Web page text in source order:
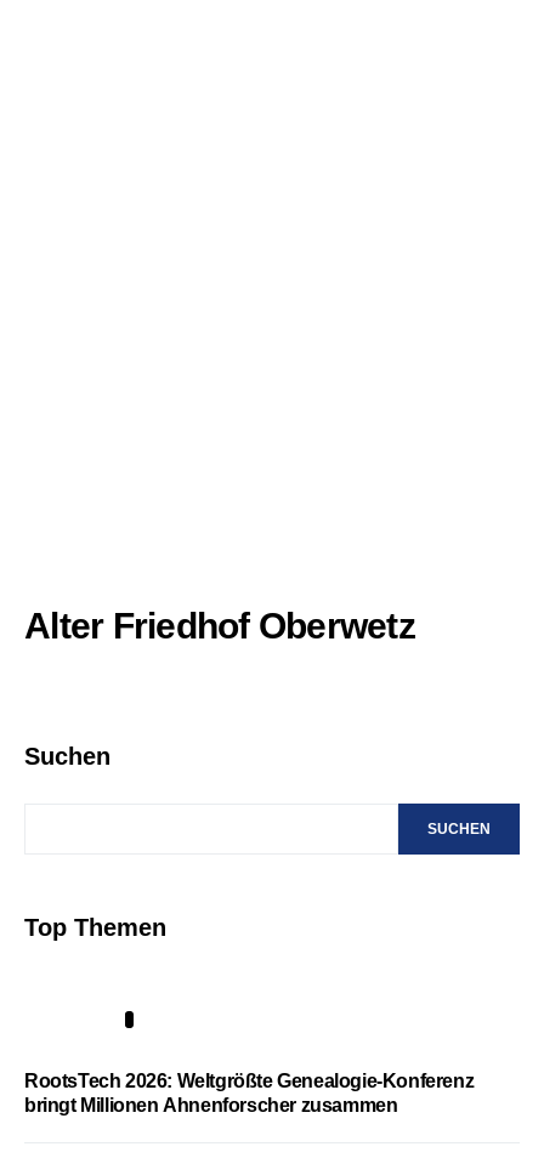
Alter Friedhof Oberwetz
Suchen
SUCHEN
Top Themen
RootsTech 2026: Weltgrößte Genealogie-Konferenz
bringt Millionen Ahnenforscher zusammen